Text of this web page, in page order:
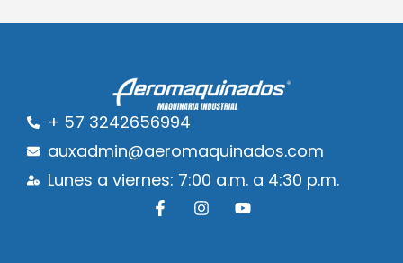
+ 57 3242656994
auxadmin@aeromaquinados.com
Lunes a viernes: 7:00 a.m. a 4:30 p.m.